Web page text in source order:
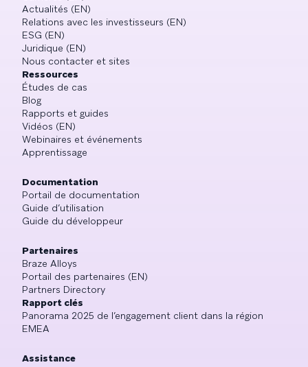
Actualités (EN)
Relations avec les investisseurs (EN)
ESG (EN)
Juridique (EN)
Nous contacter et sites
Ressources
Études de cas
Blog
Rapports et guides
Vidéos (EN)
Webinaires et événements
Apprentissage
Documentation
Portail de documentation
Guide d’utilisation
Guide du développeur
Partenaires
Braze Alloys
Portail des partenaires (EN)
Partners Directory
Rapport clés
Panorama 2025 de l’engagement client dans la région
EMEA
Assistance